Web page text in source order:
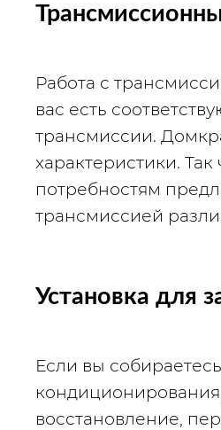
Работа с
вас есть
трансмиссии.
характеристики.
потребностям
трансмиссией
Установка для
Если вы
восстановление,